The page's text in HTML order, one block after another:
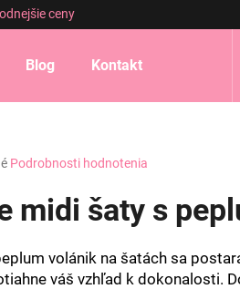
ceny
Blog Kontakt
Podrobnosti hodnotenia
midi šaty s
volánik na šatách sa
váš vzhľad k dokonalosti.